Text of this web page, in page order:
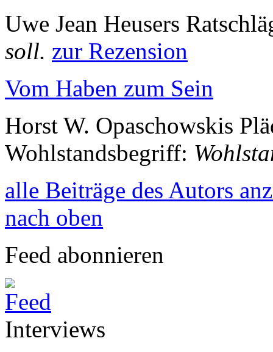
Uwe Jean Heusers
soll. zur Rezension
Vom Haben zum Sein
Horst W. Opaschowskis
Wohlstandsbegriff:
alle Beiträge des Autors
nach oben
Feed abonnieren
Interviews